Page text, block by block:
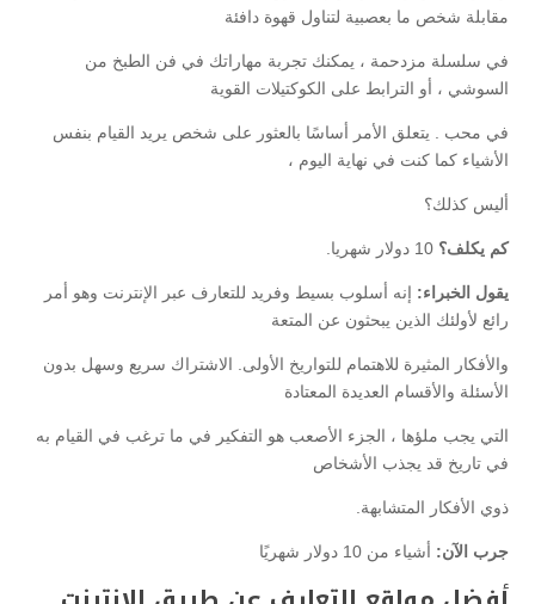
مقابلة شخص ما بعصبية لتناول قهوة دافئة
في سلسلة مزدحمة ، يمكنك تجربة مهاراتك في فن الطبخ من
السوشي ، أو الترابط على الكوكتيلات القوية
في محب . يتعلق الأمر أساسًا بالعثور على شخص يريد القيام بنفس
الأشياء كما كنت في نهاية اليوم ،
أليس كذلك؟
كم يكلف؟ 10 دولار شهريا.
يقول الخبراء: إنه أسلوب بسيط وفريد ​​للتعارف عبر الإنترنت وهو أمر
رائع لأولئك الذين يبحثون عن المتعة
والأفكار المثيرة للاهتمام للتواريخ الأولى. الاشتراك سريع وسهل بدون
الأسئلة والأقسام العديدة المعتادة
التي يجب ملؤها ، الجزء الأصعب هو التفكير في ما ترغب في القيام به
في تاريخ قد يجذب الأشخاص
ذوي الأفكار المتشابهة.
جرب الآن: أشياء من 10 دولار شهريًا